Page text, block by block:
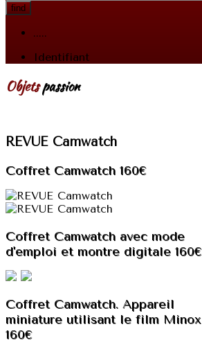
find
.....
Identifiant
Objetspassion
REVUE Camwatch
Coffret Camwatch 160€
Coffret Camwatch avec mode
d'emploi et montre digitale 160€
Coffret Camwatch. Appareil
miniature utilisant le film Minox
160€